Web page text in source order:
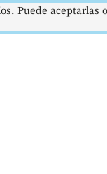
Puede aceptarlas